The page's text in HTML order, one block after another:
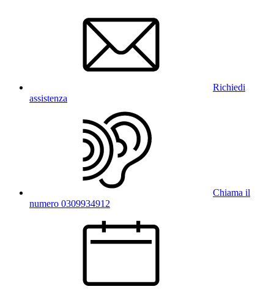
Richiedi
assistenza
Chiama il
numero 0309934912